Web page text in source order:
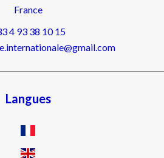
France
4 93 38 10 15
Langues